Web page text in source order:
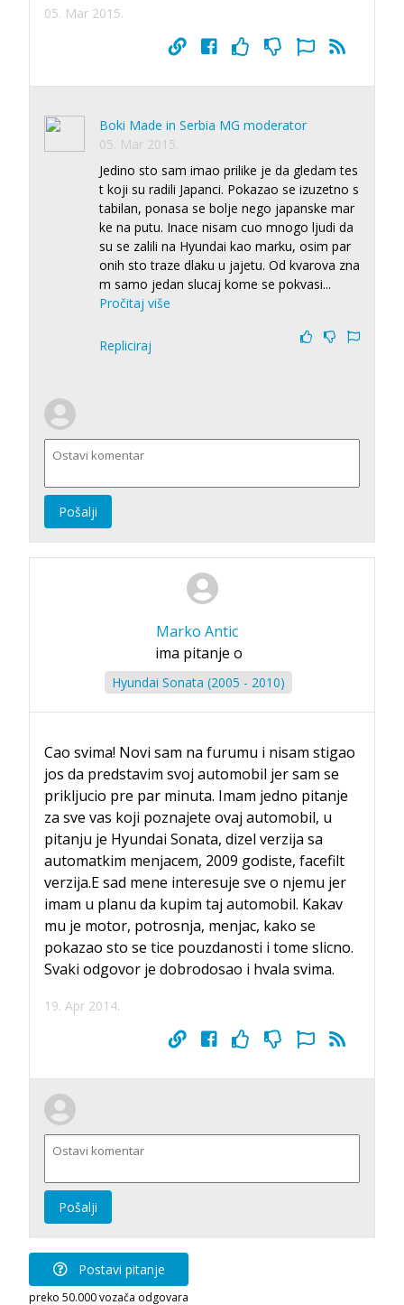
05. Mar 2015.
Boki Made in Serbia MG moderator
05. Mar 2015.
Jedino sto sam imao prilike je da gledam tes
t koji su radili Japanci. Pokazao se izuzetno s
tabilan, ponasa se bolje nego japanske mar
ke na putu. Inace nisam cuo mnogo ljudi da
su se zalili na Hyundai kao marku, osim par
onih sto traze dlaku u jajetu. Od kvarova zna
m samo jedan slucaj kome se pokvasi...
Pročitaj više
Repliciraj
Pošalji
Marko Antic
ima pitanje o
Hyundai Sonata (2005 - 2010)
Cao svima! Novi sam na furumu i nisam stigao
jos da predstavim svoj automobil jer sam se
prikljucio pre par minuta. Imam jedno pitanje
za sve vas koji poznajete ovaj automobil, u
pitanju je Hyundai Sonata, dizel verzija sa
automatkim menjacem, 2009 godiste, facefilt
verzija.E sad mene interesuje sve o njemu jer
imam u planu da kupim taj automobil. Kakav
mu je motor, potrosnja, menjac, kako se
pokazao sto se tice pouzdanosti i tome slicno.
Svaki odgovor je dobrodosao i hvala svima.
19. Apr 2014.
Pošalji
Postavi pitanje
preko 50.000 vozača odgovara